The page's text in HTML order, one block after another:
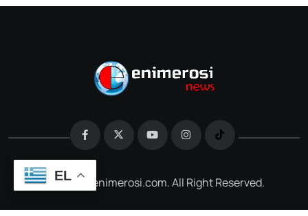
@2026 e-enimerosi.com. All Right Reserved.
EL